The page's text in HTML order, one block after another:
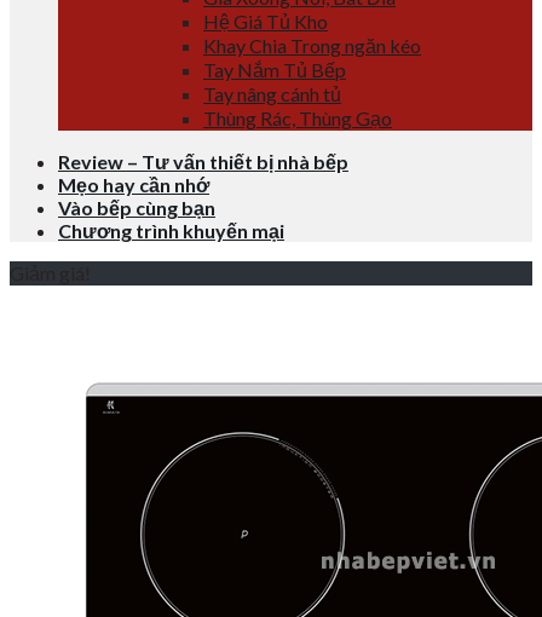
Hệ Giá Tủ Kho
Khay Chia Trong ngăn kéo
Tay Nắm Tủ Bếp
Tay nâng cánh tủ
Thùng Rác, Thùng Gạo
Review – Tư vấn thiết bị nhà bếp
Mẹo hay cần nhớ
Vào bếp cùng bạn
Chương trình khuyến mại